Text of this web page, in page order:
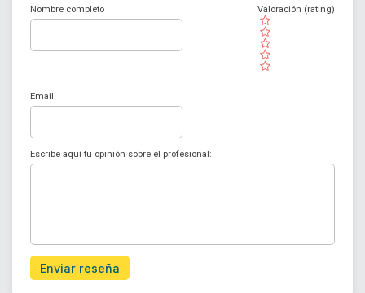
Nombre completo
( )
( )
( )
( )
( )
Valoración (rating)
Email
Escribe aquí tu opinión sobre el profesional:
Enviar reseña